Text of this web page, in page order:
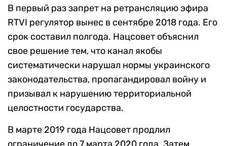
В первый раз запрет на ретрансляцию эфира
RTVI регулятор вынес в сентябре 2018 года. Его
срок составил полгода. Нацсовет объяснил
свое решение тем, что канал якобы
систематически нарушал нормы украинского
законодательства, пропагандировал войну и
призывал к нарушению территориальной
целостности государства.
В марте 2019 года Нацсовет продлил